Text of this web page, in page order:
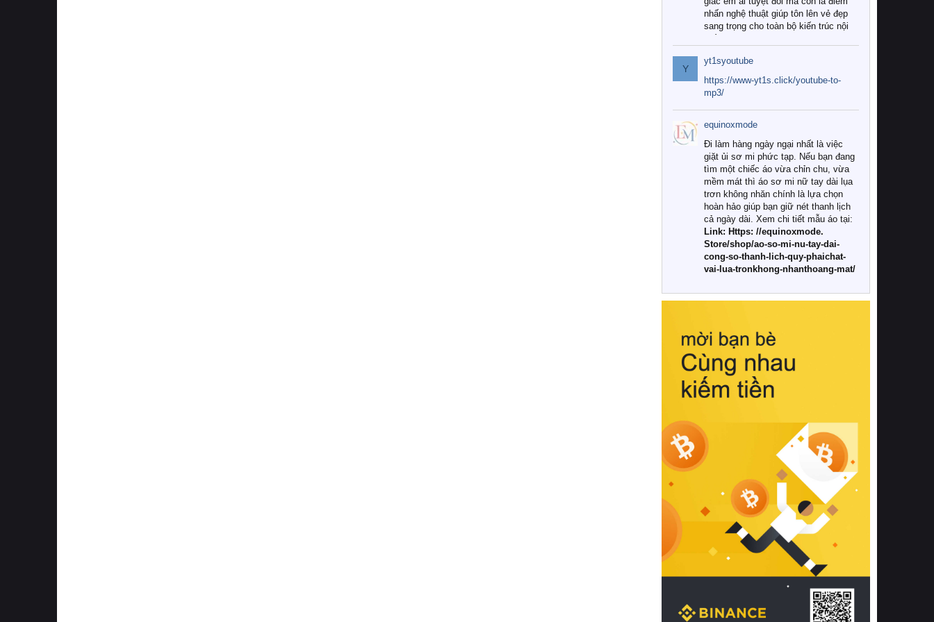
nhấn nghệ thuật giúp tôn lên vẻ đẹp
sang trọng cho toàn bộ kiến trúc nội
Tuy nhiên, giữa thị trường đa dạng
với vô vàn thương hiệu và mẫu mã
như hiện nay, làm thế nào để chọn
được những bộ chăn ga gối đệm cao
cấp thực sự chất lượng, phù hợp với
khí hậu và nhu cầu sử dụng của gia
đình? Hãy cùng chúng tôi đi tìm lời
giải đáp chi tiết qua bài viết dưới đây.
1. Tại sao các gia đình hiện đại lại ưa
chuộng chăn ga gối đệm cao cấp?
Khác với các dòng sản phẩm thông
thường, những bộ chăn ga gối đệm
cao cấp trải qua quy trình sản xuất
nghiêm ngặt từ khâu chọn lọc nguyên
liệu tự nhiên đến công nghệ dệt
nhuộm hiện đại không chứa hóa chất
này, bạn sẽ cảm nhận rõ rệt sự khác
hồi chuẩn xác của phần đệm nâng đỡ
cột sống.
Bên cạnh đó, việc lựa chọn các dòng
sản phẩm đạt chuẩn chất lượng quốc
tế còn giúp ngăn ngừa tình trạng kích
khuẩn và nấm mốc trong điều kiện
thời tiết nóng ẩm. Bạn có thể tìm hiểu
thêm các nghiên cứu khoa học về tác
động của giấc ngủ và môi trường
phòng ngủ đối với sức khỏe con
người tại Sleep Foundation (External
Link) để có cái nhìn toàn diện hơn.
2. Các tiêu chí vàng khi lựa chọn
chăn ga gối đệm cao cấp cho phòng
ngủ
Để sở hữu một bộ chăn ga gối đệm
cao cấp hoàn hảo cả về thẩm mỹ lẫn
công năng, người tiêu dùng cần cân
nhắc kỹ lưỡng các tiêu chí quan trọng
Y
yt1syoutube
https://www-yt1s.click/youtube-to-
mp3/
equinoxmode
Đi làm hàng ngày ngại nhất là việc
giặt ủi sơ mi phức tạp. Nếu bạn đang
tìm một chiếc áo vừa chỉn chu, vừa
mềm mát thì áo sơ mi nữ tay dài lụa
trơn không nhăn chính là lựa chọn
hoàn hảo giúp bạn giữ nét thanh lịch
cả ngày dài. Xem chi tiết mẫu áo tại:
Link: Https: //equinoxmode.
Store/shop/ao-so-mi-nu-tay-dai-
cong-so-thanh-lich-quy-phaichat-
vai-lua-tronkhong-nhanthoang-mat/